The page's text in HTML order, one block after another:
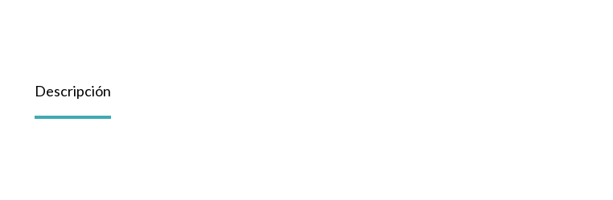
Descripción